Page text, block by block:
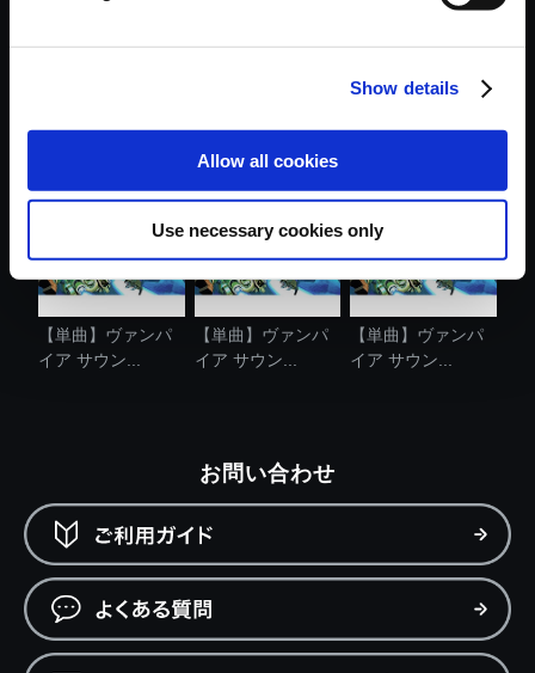
Show details
Allow all cookies
Use necessary cookies only
イア サウン...
イア サウン...
【単曲】ヴァンパ
イア サウン...
【単曲】ヴァンパ
イア サウン...
【単曲】ヴァンパ
イア サウン...
【単曲】ヴァンパ
イア サウン...
お問い合わせ